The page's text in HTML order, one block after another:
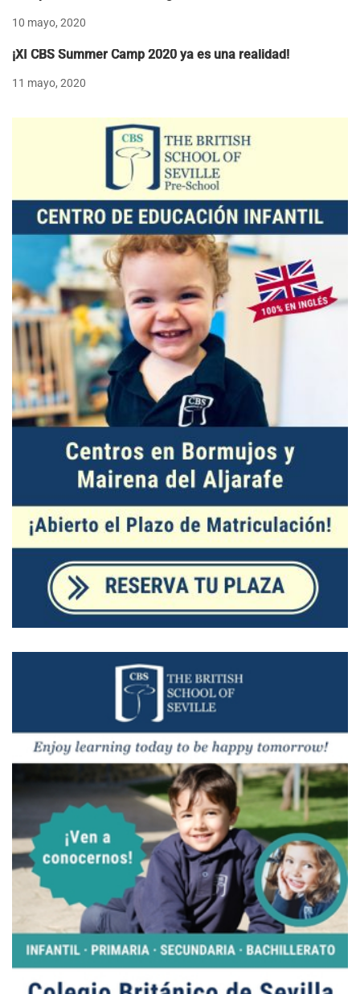
10 mayo, 2020
¡XI CBS Summer Camp 2020 ya es una realidad!
11 mayo, 2020